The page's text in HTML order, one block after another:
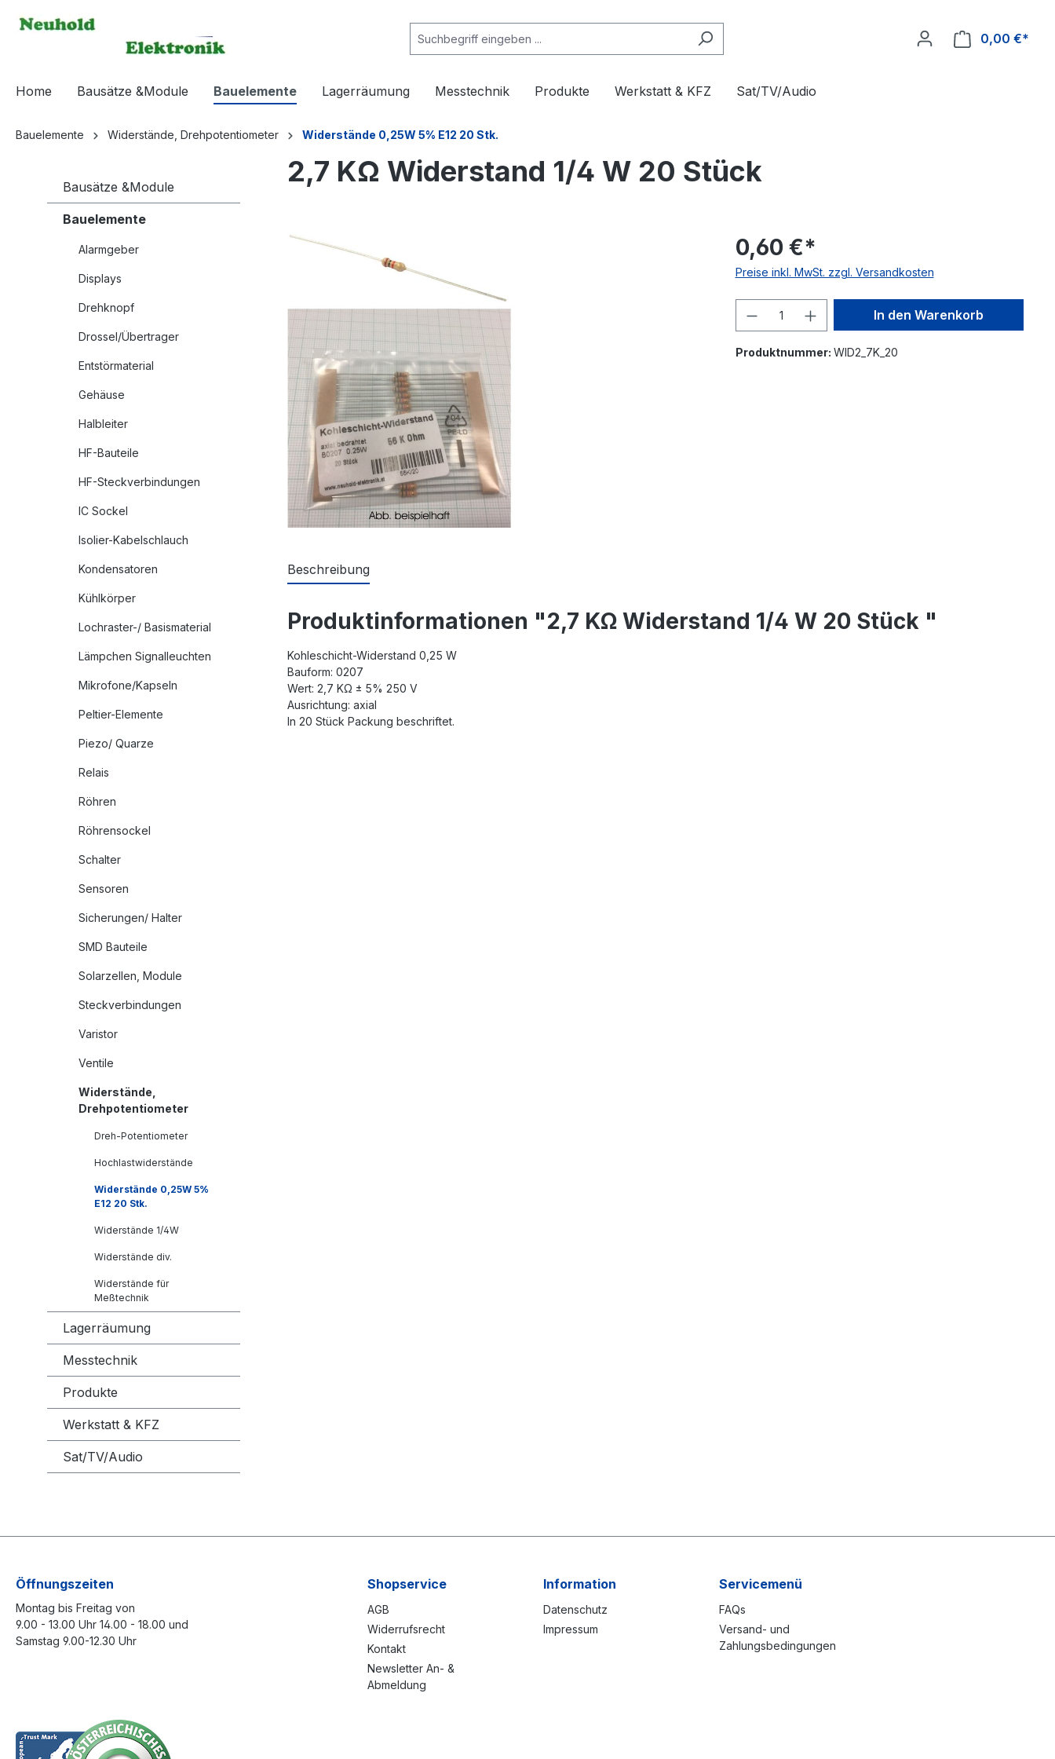
Zur Hauptnavigation springen
0,00 €*
Home Bausätze &Module Bauelemente Lagerräumung Messtechnik Produkte Werkstatt & KFZ Sat/TV/Audio
Bauelemente Widerstände, Drehpotentiometer Widerstände 0,25W 5% E12 20 Stk.
Bausätze &Module
Bauelemente
Alarmgeber
Displays
Drehknopf
Drossel/Übertrager
Entstörmaterial
Gehäuse
Halbleiter
HF-Bauteile
HF-Steckverbindungen
IC Sockel
Isolier-Kabelschlauch
Kondensatoren
Kühlkörper
Lochraster-/ Basismaterial
Lämpchen Signalleuchten
Mikrofone/Kapseln
Peltier-Elemente
Piezo/ Quarze
Relais
Röhren
Röhrensockel
Schalter
Sensoren
Sicherungen/ Halter
SMD Bauteile
Solarzellen, Module
Steckverbindungen
Varistor
Ventile
Widerstände,
Drehpotentiometer
Dreh-Potentiometer
Hochlastwiderstände
Widerstände 0,25W 5%
E12 20 Stk.
Widerstände 1/4W
Widerstände div.
Widerstände für
Meßtechnik
Lagerräumung
Messtechnik
Produkte
Werkstatt & KFZ
Sat/TV/Audio
2,7 KΩ Widerstand 1/4 W 20 Stück
Bildergalerie überspringen 0,60 €*
Preise inkl. MwSt. zzgl. Versandkosten
Produkt Anzahl: Gib den
In den Warenkorb
Produktnummer: WID2_7K_20
Beschreibung
Produktinformationen "2,7 KΩ Widerstand 1/4 W 20 Stück "
Kohleschicht-Widerstand 0,25 W
Bauform: 0207
Wert: 2,7 KΩ ± 5% 250 V
Ausrichtung: axial
In 20 Stück Packung beschriftet.
Öffnungszeiten
Montag bis Freitag von
9.00 - 13.00 Uhr 14.00 - 18.00 und
Samstag 9.00-12.30 Uhr
Shopservice
AGB
Widerrufsrecht
Kontakt
Newsletter An- &
Abmeldung
Information
Datenschutz
Impressum
Servicemenü
FAQs
Versand- und
Zahlungsbedingungen